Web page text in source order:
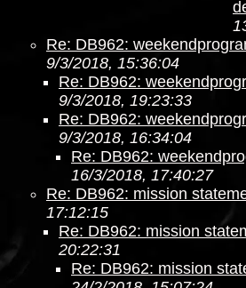
Re: DB962:
9/3/2018, 15:36:04
Re: DB962:
9/3/2018, 19:23:33
Re: DB962:
9/3/2018, 16:34:04
Re: DB962:
16/3/2018, 17:40:27
Re: DB962: mission
17:12:15
Re: DB962: mission
20:22:31
Re: DB962: mission